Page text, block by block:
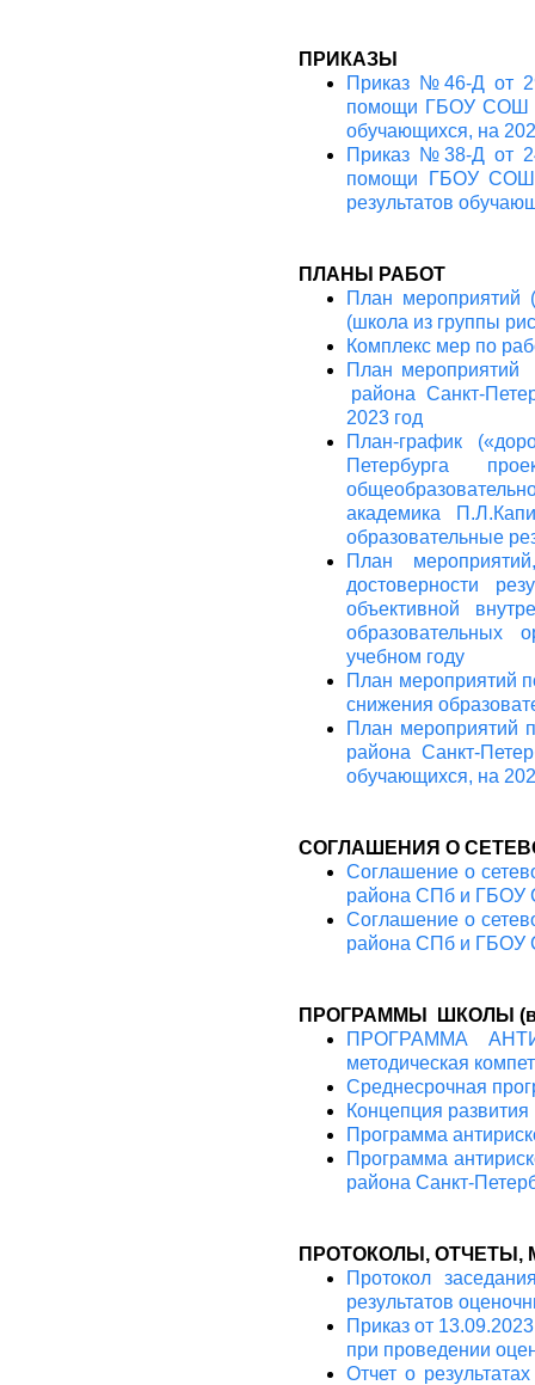
ПРИКАЗЫ
Приказ №46-Д от
помощи ГБОУ СОШ
обучающихся, на
Приказ №38-Д от
помощи ГБОУ СОШ
результатов
ПЛАНЫ РАБОТ
План
(школа из группы
Комплекс мер по
План
района Санкт-
2023 год
План-график
Петербурга
академика
образовательные
План
достоверности
объективной
образовательных
учебном году
План мероприятий
снижения
План мероприятий
района Санкт-
обучающихся, на
СОГЛАШЕНИЯ О
Соглашение о
района СПб и
Соглашение о
района СПб и
ПРОГРАММЫ ШКОЛЫ (в
ПРОГРАММА
методическая
Среднесрочная
Концепция
Программа
Программа
района Санкт-
ПРОТОКОЛЫ,
Протокол
результатов
Приказ от
при проведении
Отчет о